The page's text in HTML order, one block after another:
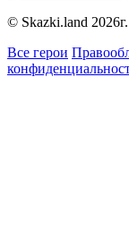
© Skazki.land 2026г.
Все герои